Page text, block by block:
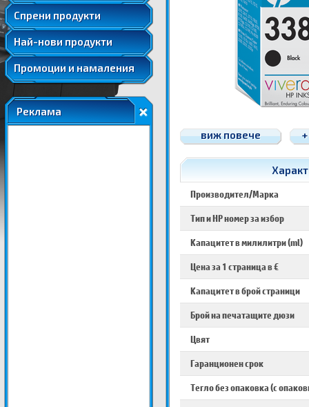
Спрени продукти
Удължени и допълнителни гаранции
Най-нови продукти
Промоции и намаления
Реклама
виж повече
Производител/Марка
Тип и HP номер за избор
Капацитет в милилитри (ml)
Цена за 1 страница в €
Капацитет в брой страници
Брой на печатащите дюзи
Цвят
Гаранционен срок
Тегло без опаковка (с